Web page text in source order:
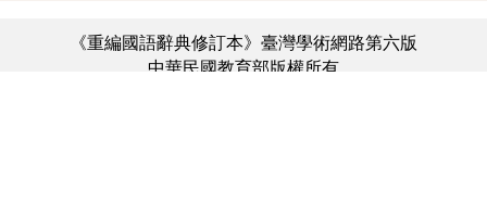
《重編國語辭典修訂本》臺灣學術網路第六版
中華民國教育部版權所有